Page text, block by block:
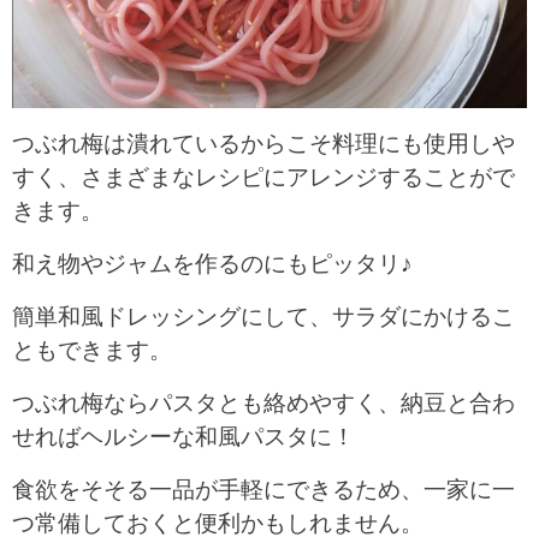
つぶれ梅は潰れているからこそ料理にも使用しや
すく、さまざまなレシピにアレンジすることがで
きます。
和え物やジャムを作るのにもピッタリ♪
簡単和風ドレッシングにして、サラダにかけるこ
ともできます。
つぶれ梅ならパスタとも絡めやすく、納豆と合わ
せればヘルシーな和風パスタに！
食欲をそそる一品が手軽にできるため、一家に一
つ常備しておくと便利かもしれません。